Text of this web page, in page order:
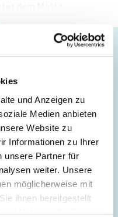
und Anzeigen zu
Medien anbieten
Website zu
Informationen zu Ihrer
unsere Partner für
weiter. Unsere
möglicherweise mit
ihnen bereitgestellt